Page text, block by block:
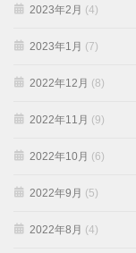
2023年2月 (4)
2023年1月 (7)
2022年12月 (8)
2022年11月 (9)
2022年10月 (6)
2022年9月 (5)
2022年8月 (4)